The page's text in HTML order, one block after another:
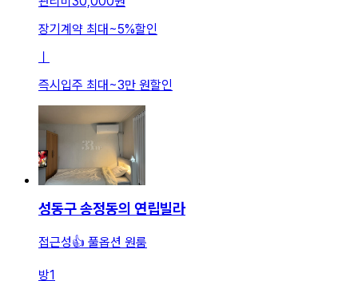
장기계약 최대~5%할인
ㅣ
즉시입주 최대~3만 원할인
성동구 송정동의 연립빌라
접근성👍 풀옵션 원룸
방1